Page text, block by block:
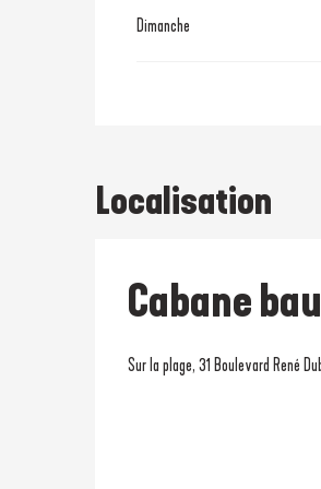
Dimanche
Localisation
Cabane
Sur la plage, 31 Boulevard René